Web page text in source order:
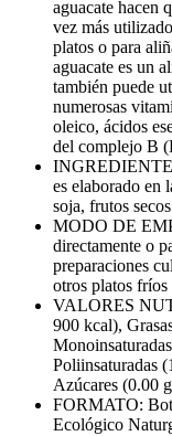
aguacate hacen
vez más
platos o para
aguacate es un
también puede
numerosas
oleico, ácidos
del complejo B
es elaborado en
soja, frutos
MODO DE
directamente o
preparaciones
otros platos
VALORES
900 kcal),
Poliinsaturadas
Azúcares (0.00
FORMATO:
Ecológico